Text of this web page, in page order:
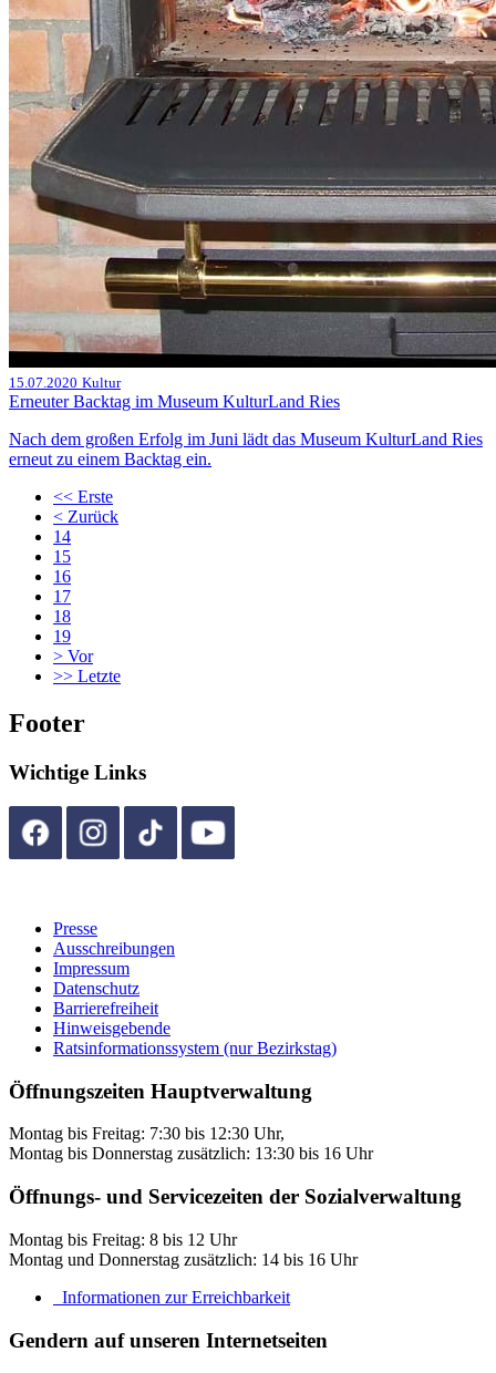
15.07.2020 Kultur
Erneuter Backtag im Museum KulturLand Ries
Nach dem großen Erfolg im Juni lädt das Museum KulturLand Ries
erneut zu einem Backtag ein.
<< Erste
< Zurück
14
15
16
17
18
19
> Vor
>> Letzte
Footer
Wichtige Links
Presse
Ausschreibungen
Impressum
Datenschutz
Barrierefreiheit
Hinweisgebende
Ratsinformationssystem (nur Bezirkstag)
Öffnungszeiten Hauptverwaltung
Montag bis Freitag: 7:30 bis 12:30 Uhr,
Montag bis Donnerstag zusätzlich: 13:30 bis 16 Uhr
Öffnungs- und Servicezeiten der Sozialverwaltung
Montag bis Freitag: 8 bis 12 Uhr
Montag und Donnerstag zusätzlich: 14 bis 16 Uhr
Informationen zur Erreichbarkeit
Gendern auf unseren Internetseiten